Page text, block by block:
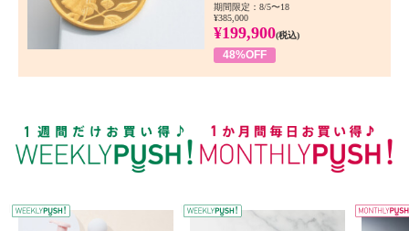
期間限定：8/5〜18
¥385,000
¥199,900(税込)
48%OFF
WEEKLY PUSH